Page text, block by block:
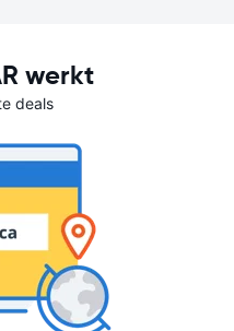
werkt
deals